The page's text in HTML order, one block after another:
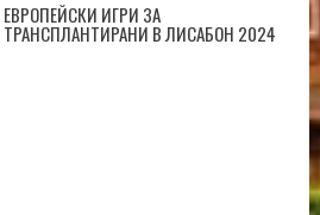
ЕВРОПЕЙСКИ ИГРИ ЗА
ТРАНСПЛАНТИРАНИ В ЛИСАБОН 2024